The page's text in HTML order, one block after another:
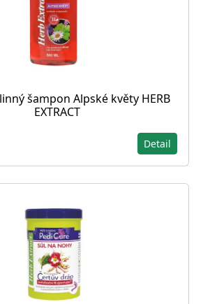
šampon Alpské květy HERB
EXTRACT
Detail